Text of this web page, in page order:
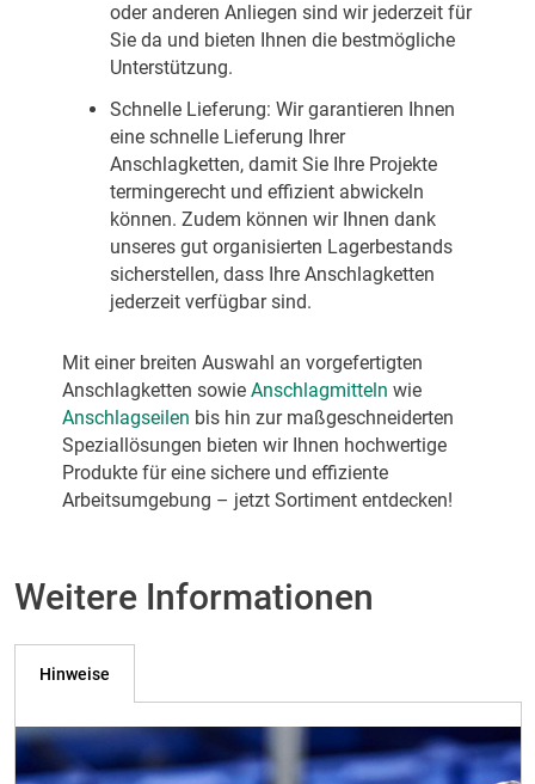
oder anderen Anliegen sind wir jederzeit für
Sie da und bieten Ihnen die bestmögliche
Unterstützung.
Schnelle Lieferung: Wir garantieren Ihnen
eine schnelle Lieferung Ihrer
Anschlagketten, damit Sie Ihre Projekte
termingerecht und effizient abwickeln
können. Zudem können wir Ihnen dank
unseres gut organisierten Lagerbestands
sicherstellen, dass Ihre Anschlagketten
jederzeit verfügbar sind.
Mit einer breiten Auswahl an vorgefertigten
Anschlagketten sowie Anschlagmitteln wie
Anschlagseilen bis hin zur maßgeschneiderten
Speziallösungen bieten wir Ihnen hochwertige
Produkte für eine sichere und effiziente
Arbeitsumgebung – jetzt Sortiment entdecken!
Weitere Informationen
Hinweise